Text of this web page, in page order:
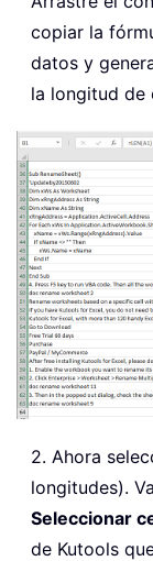
copiar la
datos y
la longitud de
2. Ahora
longitudes).
Seleccionar
de Kutools